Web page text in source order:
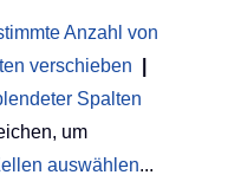
Anzahl von
verschieben
Spalten
um
auswählen...